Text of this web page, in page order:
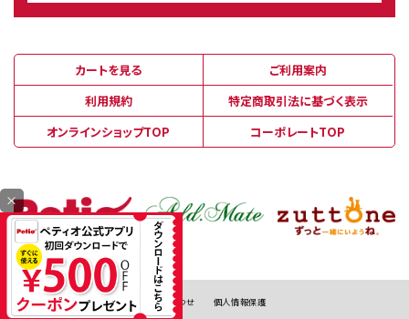
カートを見る
ご利用案内
利用規約
特定商取引法に基づく表示
オンラインショップTOP
コーポレートTOP
お問い合わせ 個人情報保護
×